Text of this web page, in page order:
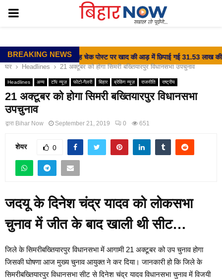
PRIMARY
BREAKING NEWS
⇝ वीर कुंवर सिंह चेक पोस्ट पर खाद की आड़ में छिपाई गई 31.53 लाख की शराब
घर Headlines 21 अक्टूबर को होगा सिमरी बख्तियारपुर विधानसभा उपचुनाव
Headlines अन्य टॉप न्यूज़ फोटो-गैलरी बिहार ब्रेकिंग न्यूज़ राजनीति राष्ट्रीय
21 अक्टूबर को होगा सिमरी बख्तियारपुर विधानसभा
उपचुनाव
द्वारा Bihar Now September 21, 2019 0 651
शेयर 0
जदयू के दिनेश चंद्र यादव को लोकसभा
चुनाव में जीत के बाद खाली थी सीट…
जिले के सिमरीबख्तियारपुर विधानसभा में आगामी 21 अक्टूबर को उप चुनाव होगा
जिसकी घोषणा आज मुख्य चुनाव आयुक्त ने कर दिया। जानकारी हो कि जिले के
सिमरीबख्तियारपुर विधानसभा सीट से दिनेश चंद्र यादव विधानसभा चुनाव में विजयी